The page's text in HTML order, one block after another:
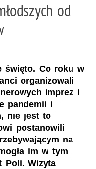
od
święto. Co roku w
organizowali
imprez i
pandemii i
nie jest to
postanowili
na
im w tym
Poli. Wizyta